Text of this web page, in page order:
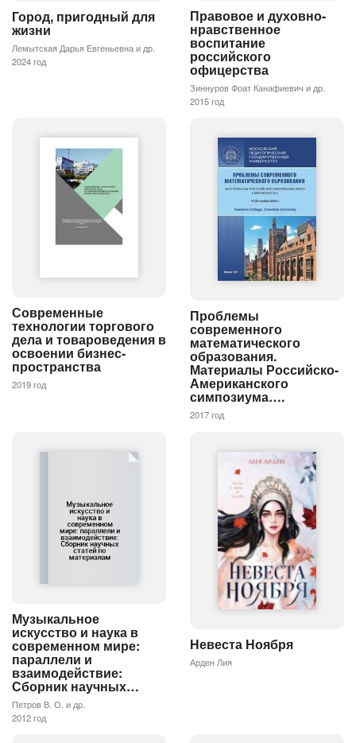
Город, пригодный для
жизни
Лемытская Дарья Евгеньевна и др.
2024 год
Правовое и духовно-
нравственное
воспитание
российского
офицерства
Зиннуров Фоат Канафиевич и др.
2015 год
Современные
технологии торгового
дела и товароведения в
освоении бизнес-
пространства
2019 год
Проблемы
современного
математического
образования.
Материалы Российско-
Американского
симпозиума….
2017 год
Музыкальное
искусство и наука в
современном мире:
параллели и
взаимодействие:
Сборник научных…
Петров В. О. и др.
2012 год
Невеста Ноября
Арден Лия